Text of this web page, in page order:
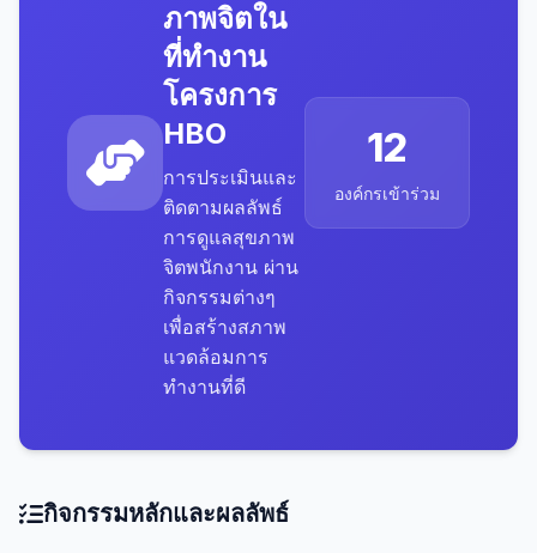
ภาพจิตใน
ที่ทำงาน
โครงการ
HBO
การประเมินและ
ติดตามผลลัพธ์
การดูแลสุขภาพ
จิตพนักงาน ผ่าน
กิจกรรมต่างๆ
เพื่อสร้างสภาพ
แวดล้อมการ
ทำงานที่ดี
12
องค์กรเข้าร่วม
กิจกรรมหลักและผลลัพธ์